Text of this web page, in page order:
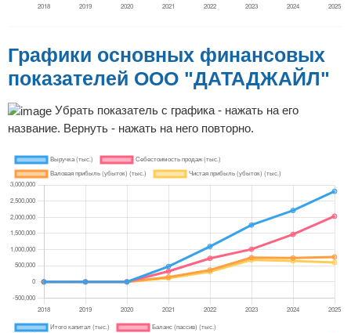
Графики основных финансовых
показателей ООО "ДАТАДЖАЙЛ"
Убрать показатель с графика - нажать на его
название. Вернуть - нажать на него повторно.